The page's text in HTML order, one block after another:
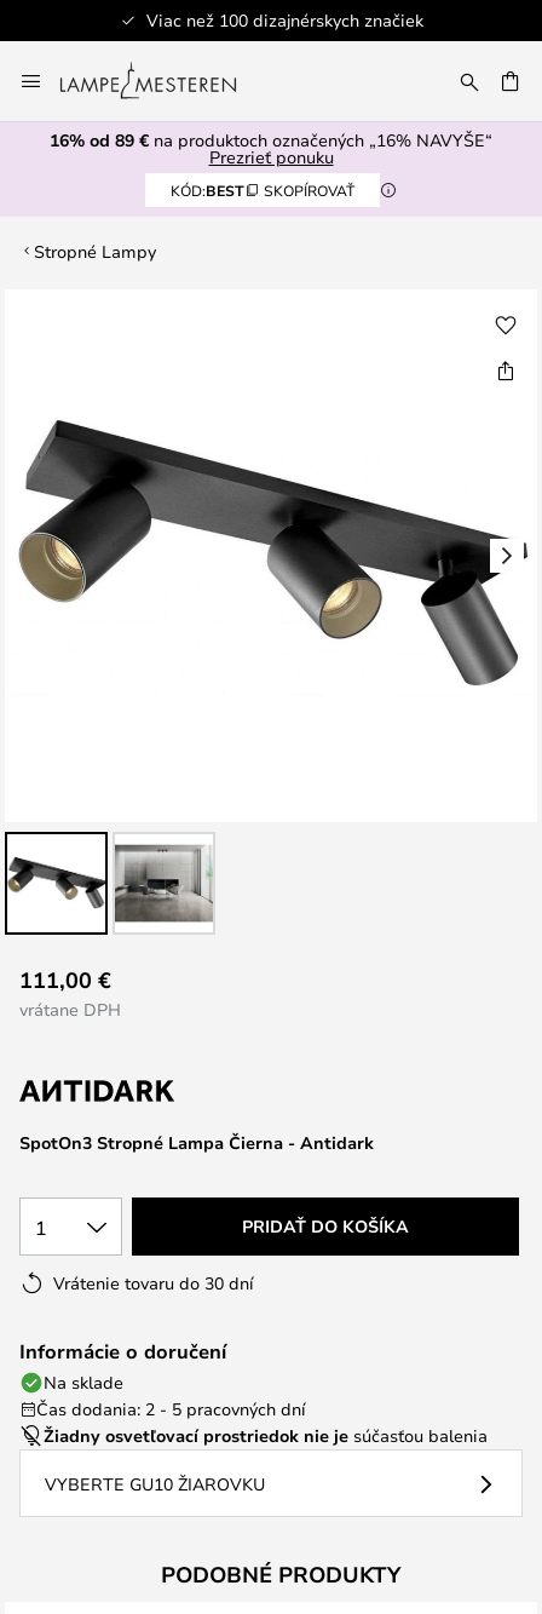
Viac než 100 dizajnérskych značiek
to
Content
16% od 89 € na produktoch označených „16% NAVYŠE“
Prezrieť ponuku
KÓD:BEST SKOPÍROVAŤ
Stropné Lampy
obrázkov
na
začiatok
obrázkov
SpotOn3 Stropné Lampa Čierna - Antidark
111,00 €
vrátane DPH
1 PRIDAŤ DO KOŠÍKA
Vrátenie tovaru do 30 dní
Informácie o doručení
Na sklade
Čas dodania: 2 - 5 pracovných dní
Žiadny osvetľovací prostriedok nie je súčasťou balenia
VYBERTE GU10 ŽIAROVKU
PODOBNÉ PRODUKTY